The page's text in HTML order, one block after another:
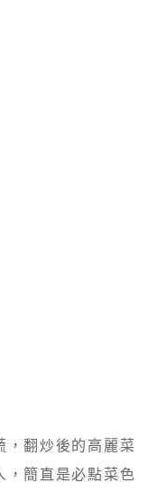
，翻炒後的高麗菜
，簡直是必點菜色